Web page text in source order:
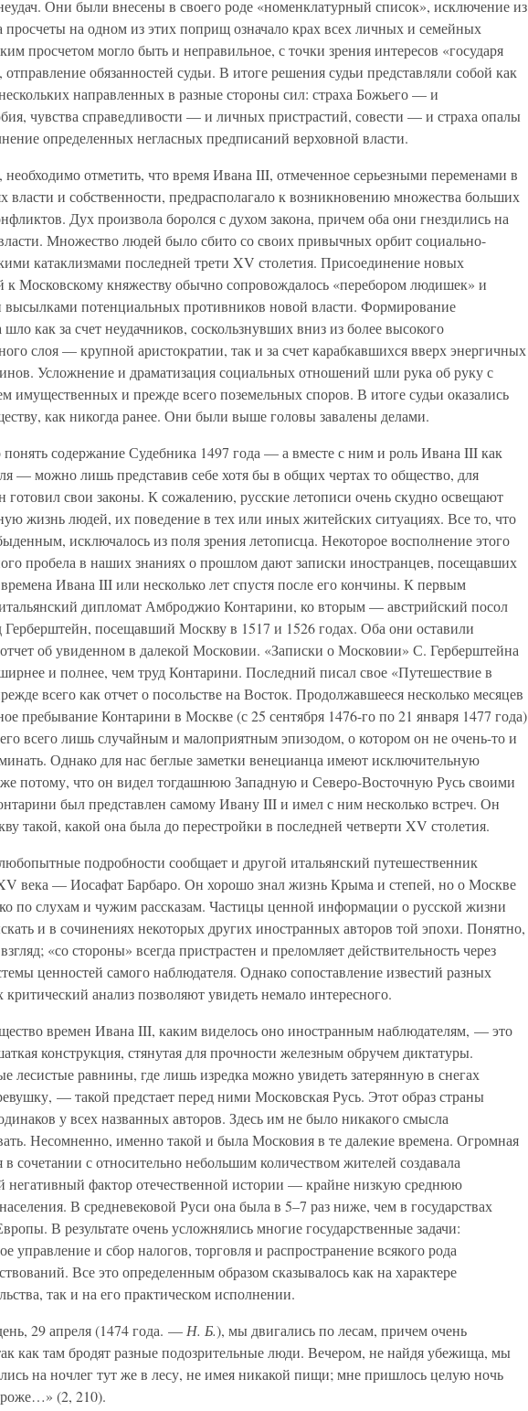
Они были внесены в своего роде «номенклатурный список», исключение из
просчеты на одном из этих поприщ означало крах всех личных и семейных
просчетом могло быть и неправильное, с точки зрения интересов «государя
отправление обязанностей судьи. В итоге решения судьи представляли собой как
направленных в разные стороны сил: страха Божьего — и
чувства справедливости — и личных пристрастий, совести — и страха опалы
определенных негласных предписаний верховной власти.
отметить, что время Ивана III, отмеченное серьезными переменами в
власти и собственности, предрасполагало к возникновению множества больших
Дух произвола боролся с духом закона, причем оба они гнездились на
Множество людей было сбито со своих привычных орбит социально-
катаклизмами последней трети XV столетия. Присоединение новых
к Московскому княжеству обычно сопровождалось «перебором людишек» и
потенциальных противников новой власти. Формирование
шло как за счет неудачников, соскользнувших вниз из более высокого
слоя — крупной аристократии, так и за счет карабкавшихся вверх энергичных
Усложнение и драматизация социальных отношений шли рука об руку с
имущественных и прежде всего поземельных споров. В итоге судьи оказались
как никогда ранее. Они были выше головы завалены делами.
содержание Судебника 1497 года — а вместе с ним и роль Ивана III как
— можно лишь представив себе хотя бы в общих чертах то общество, для
готовил свои законы. К сожалению, русские летописи очень скудно освещают
жизнь людей, их поведение в тех или иных житейских ситуациях. Все то, что
исключалось из поля зрения летописца. Некоторое восполнение этого
пробела в наших знаниях о прошлом дают записки иностранцев, посещавших
Ивана III или несколько лет спустя после его кончины. К первым
дипломат Амброджио Контарини, ко вторым — австрийский посол
посещавший Москву в 1517 и 1526 годах. Оба они оставили
об увиденном в далекой Московии. «Записки о Московии» С. Герберштейна
и полнее, чем труд Контарини. Последний писал свое «Путешествие в
всего как отчет о посольстве на Восток. Продолжавшееся несколько месяцев
пребывание Контарини в Москве (с 25 сентября 1476-го по 21 января 1477 года)
всего лишь случайным и малоприятным эпизодом, о котором он не очень-то и
Однако для нас беглые заметки венецианца имеют исключительную
потому, что он видел тогдашнюю Западную и Северо-Восточную Русь своими
был представлен самому Ивану III и имел с ним несколько встреч. Он
такой, какой она была до перестройки в последней четверти XV столетия.
подробности сообщает и другой итальянский путешественник
века — Иосафат Барбаро. Он хорошо знал жизнь Крыма и степей, но о Москве
по слухам и чужим рассказам. Частицы ценной информации о русской жизни
и в сочинениях некоторых других иностранных авторов той эпохи. Понятно,
«со стороны» всегда пристрастен и преломляет действительность через
ценностей самого наблюдателя. Однако сопоставление известий разных
критический анализ позволяют увидеть немало интересного.
времен Ивана III, каким виделось оно иностранным наблюдателям, — это
конструкция, стянутая для прочности железным обручем диктатуры.
лесистые равнины, где лишь изредка можно увидеть затерянную в снегах
— такой предстает перед ними Московская Русь. Этот образ страны
у всех названных авторов. Здесь им не было никакого смысла
Несомненно, именно такой и была Московия в те далекие времена. Огромная
в сочетании с относительно небольшим количеством жителей создавала
фактор отечественной истории — крайне низкую среднюю
В средневековой Руси она была в 5–7 раз ниже, чем в государствах
В результате очень усложнялись многие государственные задачи:
управление и сбор налогов, торговля и распространение всякого рода
Все это определенным образом сказывалось как на характере
так и на его практическом исполнении.
29 апреля (1474 года. — Н. Б.), мы двигались по лесам, причем очень
как там бродят разные подозрительные люди. Вечером, не найдя убежища, мы
на ночлег тут же в лесу, не имея никакой пищи; мне пришлось целую ночь
(2, 210).